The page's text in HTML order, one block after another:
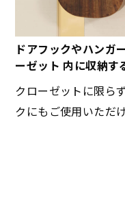
ドアフックやハンガ
ーゼット 内に収納す
クローゼットに限ら
クにもご使用いただけ